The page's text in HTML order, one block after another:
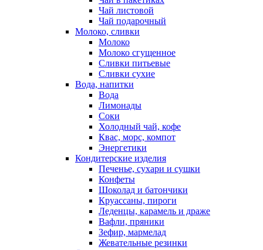
Чай листовой
Чай подарочный
Молоко, сливки
Молоко
Молоко сгущенное
Сливки питьевые
Сливки сухие
Вода, напитки
Вода
Лимонады
Соки
Холодный чай, кофе
Квас, морс, компот
Энергетики
Кондитерские изделия
Печенье, сухари и сушки
Конфеты
Шоколад и батончики
Круассаны, пироги
Леденцы, карамель и драже
Вафли, пряники
Зефир, мармелад
Жевательные резинки